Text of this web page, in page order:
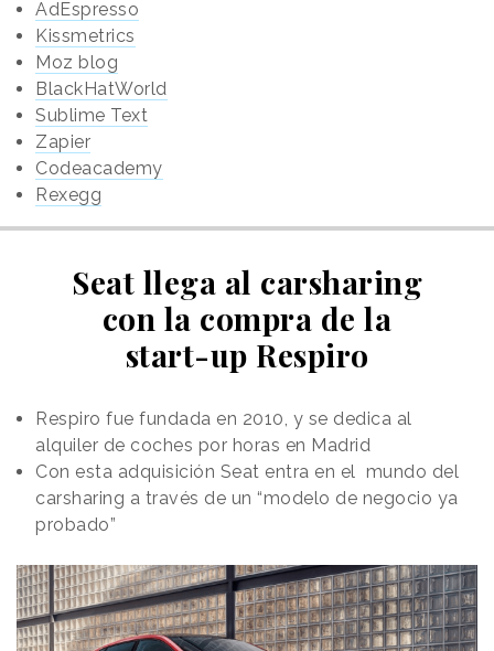
AdEspresso
Kissmetrics
Moz blog
BlackHatWorld
Sublime Text
Zapier
Codeacademy
Rexegg
Seat llega al carsharing
con la compra de la
start-up Respiro
Respiro fue fundada en 2010, y se dedica al
alquiler de coches por horas en Madrid
Con esta adquisición Seat entra en el mundo del
carsharing a través de un “modelo de negocio ya
probado”